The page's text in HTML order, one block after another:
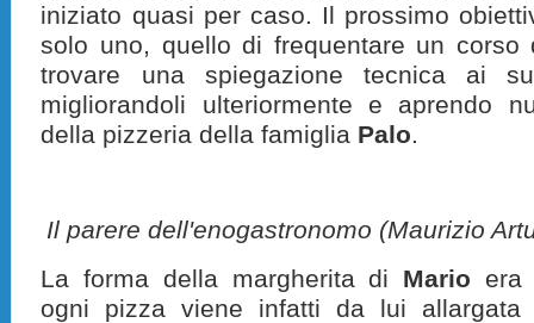
iniziato quasi per caso. Il prossimo
solo uno, quello di frequentare un
trovare una spiegazione tecnica ai
migliorandoli ulteriormente e aprendo
della pizzeria della famiglia Palo.
Il parere dell'enogastronomo (Maurizio
La forma della margherita di Mario era
ogni pizza viene infatti da lui